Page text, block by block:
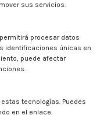
sus servicios.
procesar datos
identificaciones únicas en
puede afectar
tecnologías. Puedes
en el enlace.